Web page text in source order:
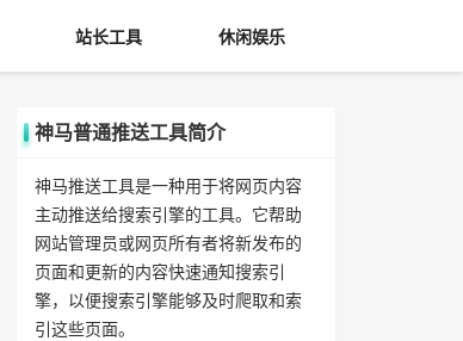
站长工具 休闲娱乐
神马普通推送工具简介
神马推送工具是一种用于将网页内容
主动推送给搜索引擎的工具。它帮助
网站管理员或网页所有者将新发布的
页面和更新的内容快速通知搜索引
擎，以便搜索引擎能够及时爬取和索
引这些页面。